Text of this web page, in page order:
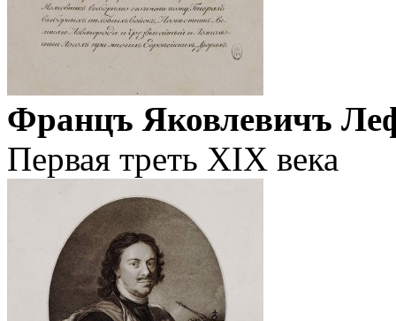
Францъ Яковлевичъ
Первая треть XIX века